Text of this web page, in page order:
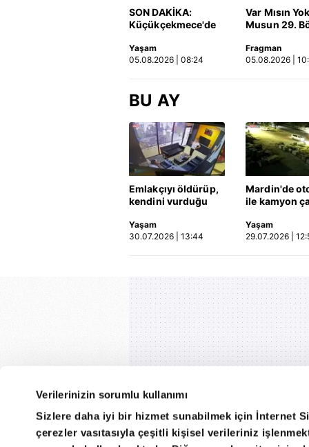
Verilerinizin sorumlu kullanımı
Sizlere daha iyi bir hizmet sunabilmek için İnternet
çerezler vasıtasıyla çeşitli kişisel verileriniz
SON DAKİKA:
Küçükçekmece'de
Otomobil, İETT
otobüsüne çarptı: 3
Yaşam
05.08.2026 | 08:24
Var Mısın
Musun 29.
yayınlandı |
Fragman
05.08.2026 |
BU AY
Emlakçıyı öldürüp,
kendini vurduğu
ortaya çıktı | Video
Yaşam
30.07.2026 | 13:44
Mardin'de
ile kamyon
hayatını
Kaza anı
Yaşam
29.07.2026 |